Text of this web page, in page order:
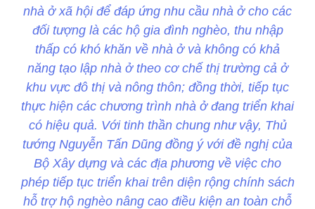
nhà ở xã hội để đáp ứng nhu cầu nhà ở cho các
đối tượng là các hộ gia đình nghèo, thu nhập
thấp có khó khăn về nhà ở và không có khả
năng tạo lập nhà ở theo cơ chế thị trường cả ở
khu vực đô thị và nông thôn; đồng thời, tiếp tục
thực hiện các chương trình nhà ở đang triển khai
có hiệu quả. Với tinh thần chung như vậy, Thủ
tướng Nguyễn Tấn Dũng đồng ý với đề nghị của
Bộ Xây dựng và các địa phương về việc cho
phép tiếp tục triển khai trên diện rộng chính sách
hỗ trợ hộ nghèo nâng cao điều kiện an toàn chỗ